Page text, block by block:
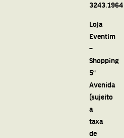
3243.1964
Loja
Eventim
–
Shopping
5ª
Avenida
(sujeito
a
taxa
de